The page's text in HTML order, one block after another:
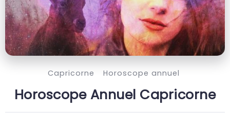
Capricorne Horoscope annuel
Horoscope Annuel Capricorne